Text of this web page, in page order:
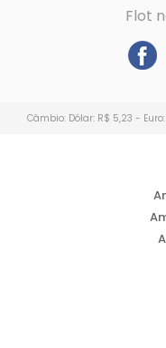
Flot
Câmbio: Dólar: R$ 5,23 -